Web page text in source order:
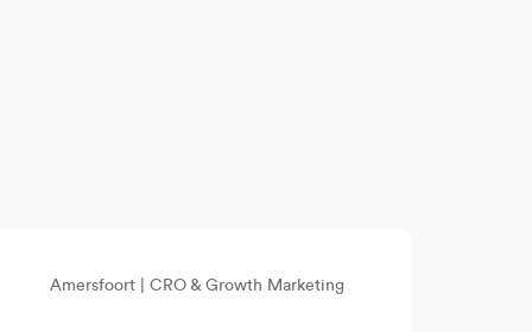
Amersfoort | CRO & Growth Marketing